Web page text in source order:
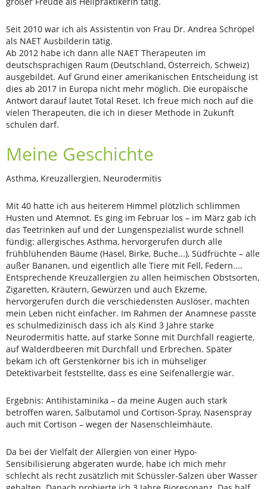
Seit 2010 war ich als Assistentin von Frau Dr. Andrea Schröpel
als NAET Ausbilderin tätig.
Ab 2012 habe ich dann alle NAET Therapeuten im
deutschsprachigen Raum (Deutschland, Österreich, Schweiz)
ausgebildet. Auf Grund einer amerikanischen Entscheidung ist
dies ab 2017 in Europa nicht mehr möglich. Die europäische
Antwort darauf lautet Total Reset. Ich freue mich noch auf die
vielen Therapeuten, die ich in dieser Methode in Zukunft
schulen darf.
Meine Geschichte
Asthma, Kreuzallergien, Neurodermitis
Mit 40 hatte ich aus heiterem Himmel plötzlich schlimmen
Husten und Atemnot. Es ging im Februar los – im März gab ich
das Teetrinken auf und der Lungenspezialist wurde schnell
fündig: allergisches Asthma, hervorgerufen durch alle
frühblühenden Bäume (Hasel, Birke, Buche...), Südfrüchte – alle
außer Bananen, und eigentlich alle Tiere mit Fell, Federn....
Entsprechende Kreuzallergien zu allen heimischen Obstsorten,
Zigaretten, Kräutern, Gewürzen und auch Ekzeme,
hervorgerufen durch die verschiedensten Auslöser, machten
mein Leben nicht einfacher. Im Rahmen der Anamnese passte
es schulmedizinisch dass ich als Kind 3 Jahre starke
Neurodermitis hatte, auf starke Sonne mit Durchfall reagierte,
auf Walderdbeeren mit Durchfall und Erbrechen. Später
bekam ich oft Gerstenkörner bis ich in mühseliger
Detektivarbeit feststellte, dass es eine Seifenallergie war.
Ergebnis: Antihistaminika – da meine Augen auch stark
betroffen waren, Salbutamol und Cortison-Spray, Nasenspray
auch mit Cortison – wegen der Nasenschleimhäute.
Da bei der Vielfalt der Allergien von einer Hypo-
Sensibilisierung abgeraten wurde, habe ich mich mehr
schlecht als recht zusätzlich mit Schüssler-Salzen über Wasser